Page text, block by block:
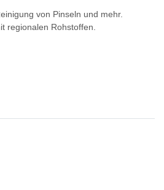
von Pinseln und mehr.
regionalen Rohstoffen.